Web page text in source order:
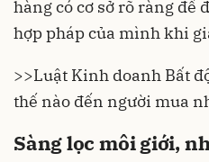
hàng có cơ sở rõ ràng để
hợp pháp của mình khi
>>Luật Kinh doanh Bất
thế nào đến người mua
Sàng lọc môi giới,